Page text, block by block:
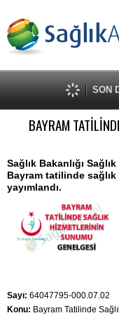
SON
BAYRAM
Sağlık Bakanlığı
Bayram tatilinde
yayımlandı.
Sayı: 64047795-
Konu: Bayram Tatilinde